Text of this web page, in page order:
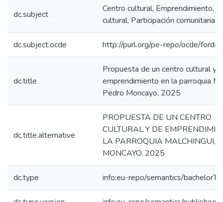
dc.subject
Centro cultural, Emprendimiento,
cultural, Participación comunitaria.
dc.subject.ocde http://purl.org/pe-repo/ocde/
dc.title
Propuesta de un centro cultural y
emprendimiento en la parroquia
Pedro Moncayo, 2025
dc.title.alternative
PROPUESTA DE UN CENTRO
CULTURAL Y DE
LA PARROQUIA MALCHINGUI,
MONCAYO, 2025
dc.type info:eu-repo/semantics/